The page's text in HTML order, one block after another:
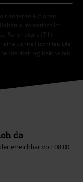
anderen Aktionen
automatisch im
Rammstein, (Till)
Sahne Fischfilet, Die
beinhalten,
da
erreichbar von 08:00